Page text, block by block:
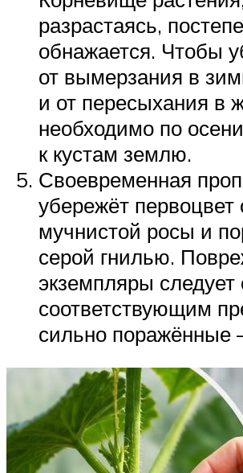
разрастаясь,
обнажается. Чтобы
от вымерзания в
и от пересыхания в
необходимо по
к кустам землю.
Своевременная
убережёт первоцвет
мучнистой росы и
серой гнилью.
экземпляры следует
соответствующим
сильно поражённые